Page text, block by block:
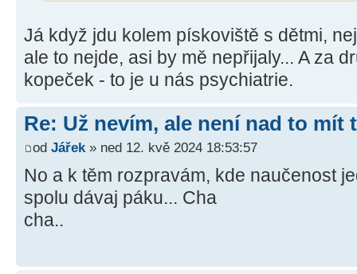
Já když jdu kolem pískoviště s dětmi,
ale to nejde, asi by mě nepřijaly... A za
kopeček - to je u nás psychiatrie.
Re: Už nevím, ale není nad to mít
od Jářek » ned 12. kvě 2024 18:53:57
No a k těm rozpravám, kde naučenost
spolu dávaj páku... Cha
cha..